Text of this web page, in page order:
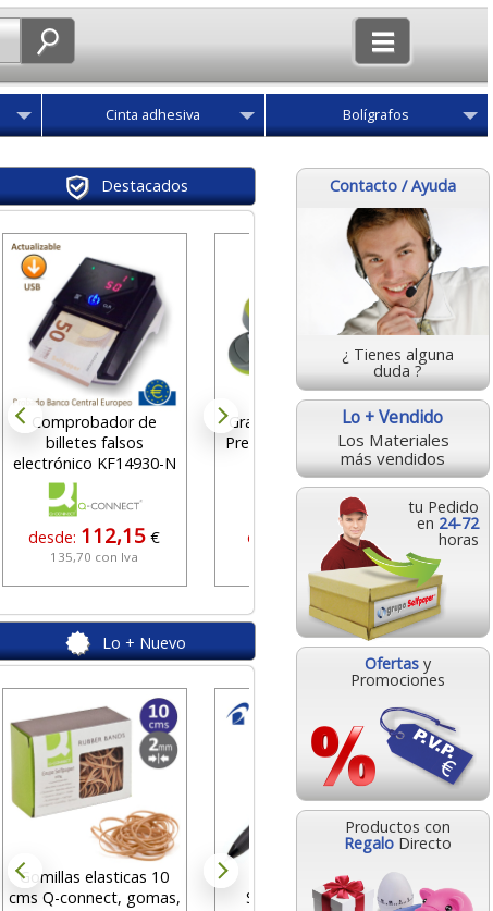
Cinta adhesiva Bolígrafos
Contacto / Ayuda
¿ Tienes alguna
duda ?
Lo + Vendido
Los Materiales
más vendidos
tu Pedido
en 24-72
horas
Ofertas y
Promociones
Productos con
Regalo Directo
Destacados
Comprobador de
billetes falsos
electrónico KF14930-N
desde: 112,15 €
135,70 con Iva
Grapadora Q-connect
Premium Flat Clinch 30
hojas
desde: 13,21 €
15,98 con Iva
Multi3
Lo + Nuevo
Gomillas elasticas 10
cms Q-connect, gomas,
Bolígrafo Pilot
Supergrip G de 4
Wow